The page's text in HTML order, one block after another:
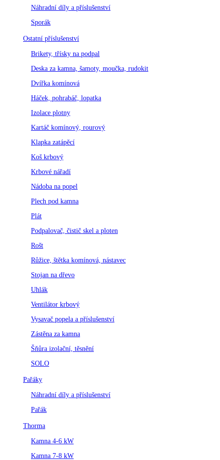
Náhradní díly a příslušenství
Sporák
Ostatní příslušenství
Brikety, třísky na podpal
Deska za kamna, šamoty, moučka, rudokit
Dvířka komínová
Háček, pohrabáč, lopatka
Izolace plotny
Kartáč komínový, rourový
Klapka zatápěcí
Koš krbový
Krbové nářadí
Nádoba na popel
Plech pod kamna
Plát
Podpalovač, čistič skel a ploten
Rošt
Růžice, štětka komínová, nástavec
Stojan na dřevo
Uhlák
Ventilátor krbový
Vysavač popela a příslušenství
Zástěna za kamna
Šňůra izolační, těsnění
SOLO
Pařáky
Náhradní díly a příslušenství
Pařák
Thorma
Kamna 4-6 kW
Kamna 7-8 kW